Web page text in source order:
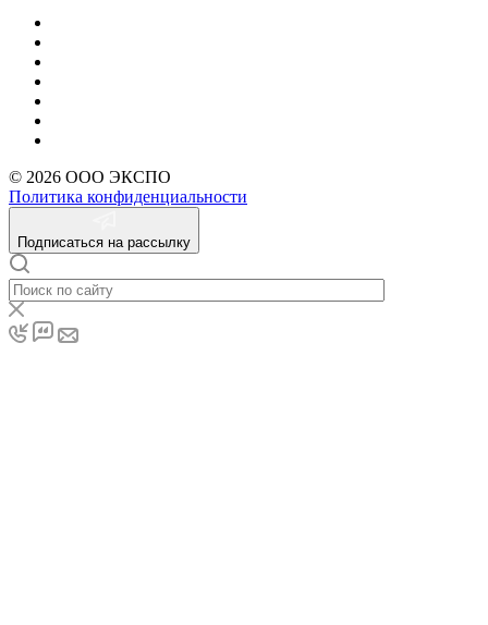
© 2026 ООО ЭКСПО
Политика конфиденциальности
Подписаться на рассылку